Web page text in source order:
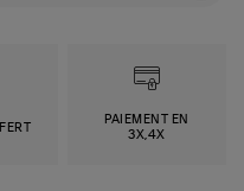
PAIEMENT EN
3X,4X